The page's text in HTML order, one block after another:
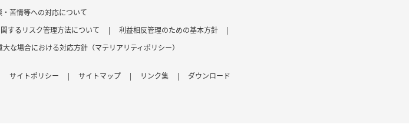
苦情等への対応について
するリスク管理方法について | 利益相反管理のための基本方針
|
な場合における対応方針（マテリアリティポリシー）
サイトポリシー | サイトマップ | リンク集 | ダウンロード